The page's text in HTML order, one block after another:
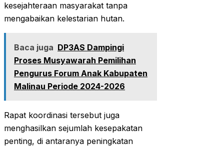
kesejahteraan masyarakat tanpa
mengabaikan kelestarian hutan.
Baca juga DP3AS Dampingi
Proses Musyawarah Pemilihan
Pengurus Forum Anak Kabupaten
Malinau Periode 2024-2026
Rapat koordinasi tersebut juga
menghasilkan sejumlah kesepakatan
penting, di antaranya peningkatan